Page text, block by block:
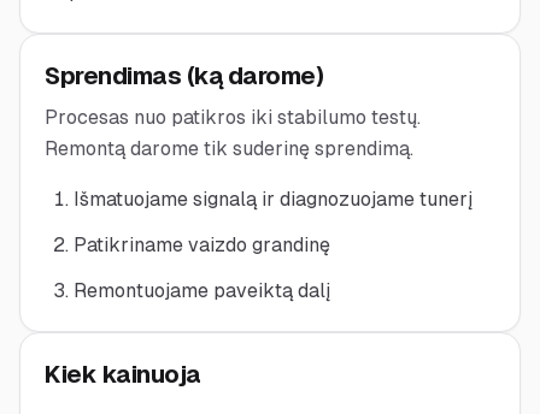
Sprendimas (ką darome)
Procesas nuo patikros iki stabilumo testų.
Remontą darome tik suderinę sprendimą.
Išmatuojame signalą ir diagnozuojame tunerį
Patikriname vaizdo grandinę
Remontuojame paveiktą dalį
Kiek kainuoja